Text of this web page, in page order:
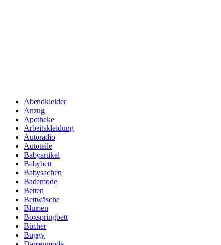
Abendkleider
Anzug
Apotheke
Arbeitskleidung
Autoradio
Autoteile
Babyartikel
Babybett
Babysachen
Bademode
Betten
Bettwäsche
Blumen
Boxspringbett
Bücher
Buggy